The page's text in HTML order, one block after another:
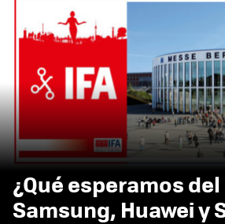
¿Qué esperamos del
Samsung, Huawei y